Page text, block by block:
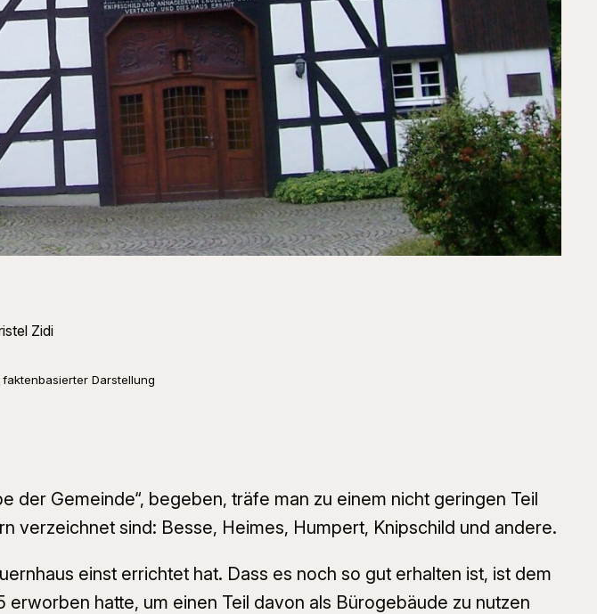
Zidi
Darstellung
der Gemeinde“, begeben, träfe man zu einem nicht geringen Teil
verzeichnet sind: Besse, Heimes, Humpert, Knipschild und andere.
einst errichtet hat. Dass es noch so gut erhalten ist, ist dem
hatte, um einen Teil davon als Bürogebäude zu nutzen